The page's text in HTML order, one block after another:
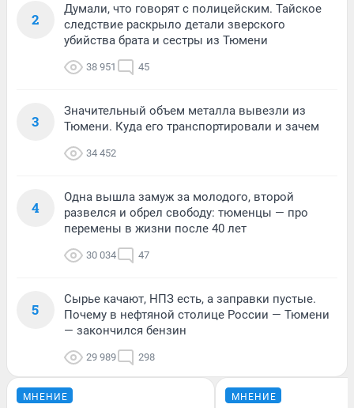
2
Думали, что говорят с полицейским. Тайское
следствие раскрыло детали зверского
убийства брата и сестры из Тюмени
38 951 45
3
Значительный объем металла вывезли из
Тюмени. Куда его транспортировали и зачем
34 452
4
Одна вышла замуж за молодого, второй
развелся и обрел свободу: тюменцы — про
перемены в жизни после 40 лет
30 034 47
5
Сырье качают, НПЗ есть, а заправки пустые.
Почему в нефтяной столице России — Тюмени
— закончился бензин
29 989 298
МНЕНИЕ МНЕНИЕ